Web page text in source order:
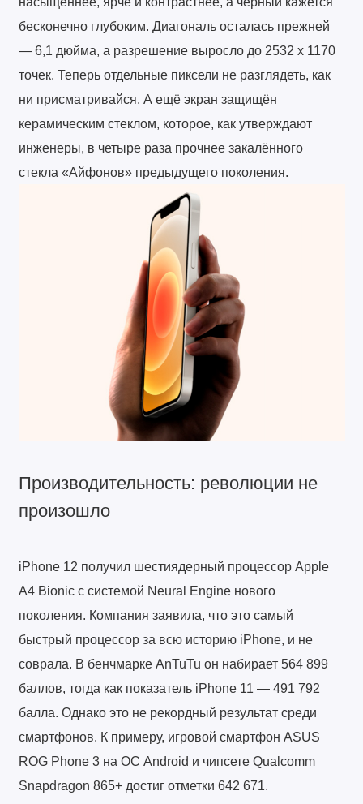
бесконечно глубоким. Диагональ осталась прежней
— 6,1 дюйма, а разрешение выросло до 2532 х 1170
точек. Теперь отдельные пиксели не разглядеть, как
ни присматривайся. А ещё экран защищён
керамическим стеклом, которое, как утверждают
инженеры, в четыре раза прочнее закалённого
стекла «Айфонов» предыдущего поколения.
Производительность: революции не
произошло
iPhone 12 получил шестиядерный процессор Apple
A4 Bionic с системой Neural Engine нового
поколения. Компания заявила, что это самый
быстрый процессор за всю историю iPhone, и не
соврала. В бенчмарке AnTuTu он набирает 564 899
баллов, тогда как показатель iPhone 11 — 491 792
балла. Однако это не рекордный результат среди
смартфонов. К примеру, игровой смартфон ASUS
ROG Phone 3 на ОС Android и чипсете Qualcomm
Snapdragon 865+ достиг отметки 642 671.